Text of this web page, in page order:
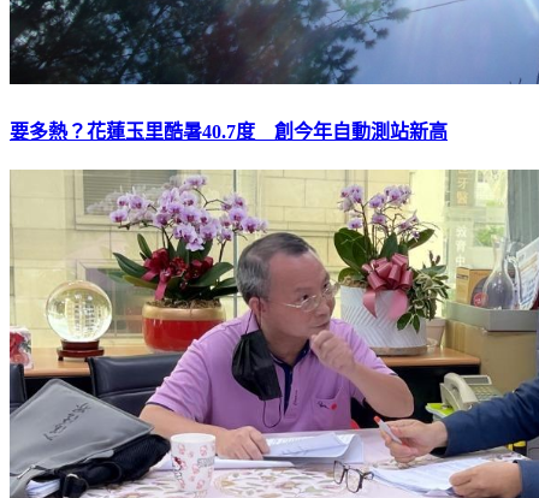
要多熱？花蓮玉里酷暑40.7度 創今年自動測站新高